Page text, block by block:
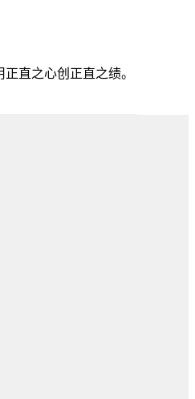
直之心创正直之绩。